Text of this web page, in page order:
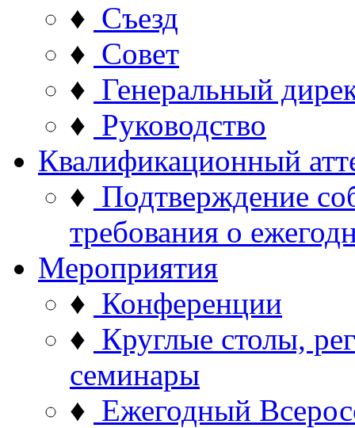
♦ Съезд
♦ Совет
♦ Генеральный
♦ Руководство
Квалификационный
♦ Подтверждение
требования о
Мероприятия
♦ Конференции
♦ Круглые столы,
семинары
♦ Ежегодный